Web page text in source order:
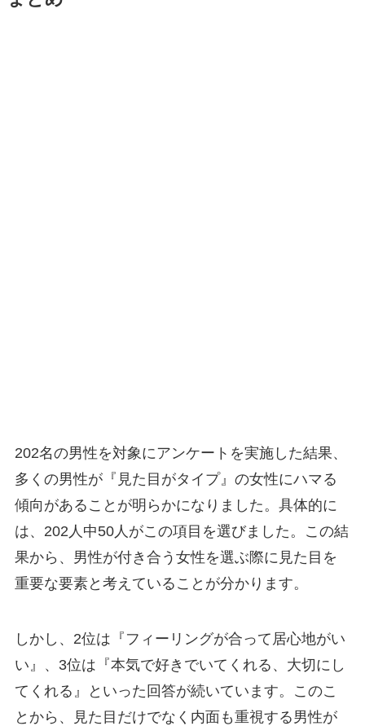
202名の男性を対象にアンケートを実施した結果、
多くの男性が『見た目がタイプ』の女性にハマる
傾向があることが明らかになりました。具体的に
は、202人中50人がこの項目を選びました。この結
果から、男性が付き合う女性を選ぶ際に見た目を
重要な要素と考えていることが分かります。
しかし、2位は『フィーリングが合って居心地がい
い』、3位は『本気で好きでいてくれる、大切にし
てくれる』といった回答が続いています。このこ
とから、見た目だけでなく内面も重視する男性が